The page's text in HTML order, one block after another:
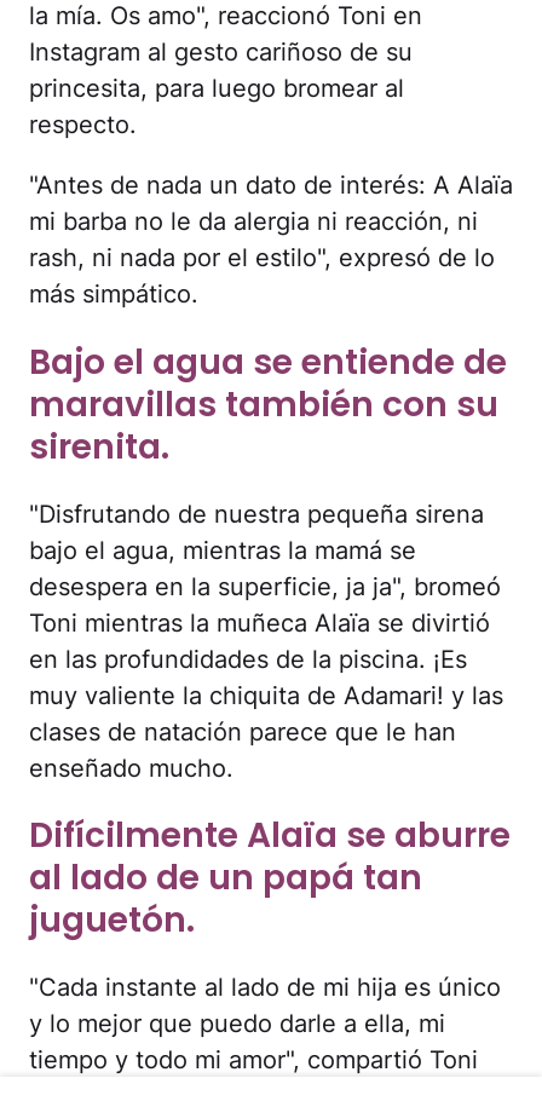
la mía. Os amo", reaccionó Toni en
Instagram al gesto cariñoso de su
princesita, para luego bromear al
respecto.
"Antes de nada un dato de interés: A Alaïa
mi barba no le da alergia ni reacción, ni
rash, ni nada por el estilo", expresó de lo
más simpático.
Bajo el agua se entiende de
maravillas también con su
sirenita.
"Disfrutando de nuestra pequeña sirena
bajo el agua, mientras la mamá se
desespera en la superficie, ja ja", bromeó
Toni mientras la muñeca Alaïa se divirtió
en las profundidades de la piscina. ¡Es
muy valiente la chiquita de Adamari! y las
clases de natación parece que le han
enseñado mucho.
Difícilmente Alaïa se aburre
al lado de un papá tan
juguetón.
"Cada instante al lado de mi hija es único
y lo mejor que puedo darle a ella, mi
tiempo y todo mi amor", compartió Toni